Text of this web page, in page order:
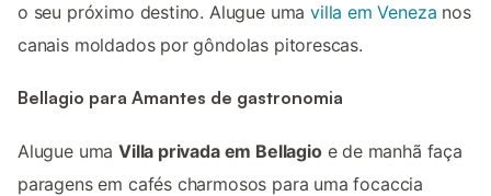
o seu próximo destino. Alugue umavilla em Veneza nos
canais moldados por gôndolas pitorescas.
Bellagio para Amantes de gastronomia
Alugue umaVilla privada em Bellagioe de manhã faça
paragens em cafés charmosos para uma focaccia